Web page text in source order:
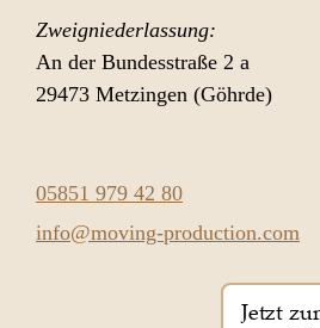
Zweigniederlassung:
An der Bundesstraße 2 a
29473 Metzingen (Göhrde)
05851 979 42 80
info@moving-production.com
Jetzt